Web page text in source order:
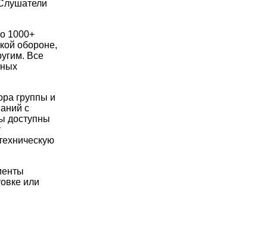
1000+
обороне,
Все
группы и
с
доступны
или